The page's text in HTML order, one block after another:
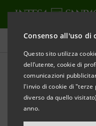
Consenso all'uso di
Questo sito utilizza
dell’utente, cookie di
comunicazioni
l'invio di cookie di
diverso da quello
anno.
Comunicati stampa
STAMPA AGGIORNA
INTESA SANPAOLO
DIGITALE SULLE
ITALIA OSPITATE NEI